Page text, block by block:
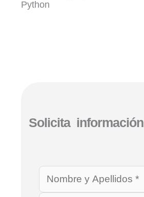
Python
Solicita información